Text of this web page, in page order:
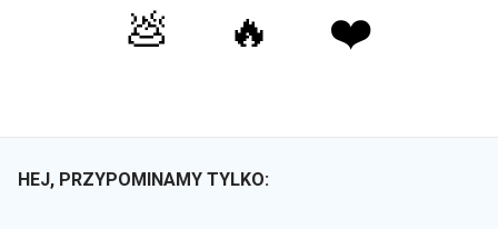
💩 🔥 ❤️
HEJ, PRZYPOMINAMY TYLKO: